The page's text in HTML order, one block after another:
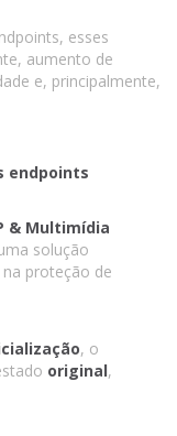
esses
aumento de
e, principalmente,
endpoints
& Multimídia
solução
proteção de
, o
original,